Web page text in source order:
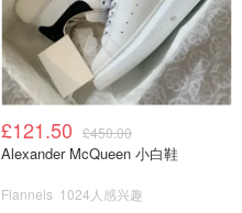
£121.50 £450.00
Alexander McQueen 小白鞋
Flannels 1024人感兴趣